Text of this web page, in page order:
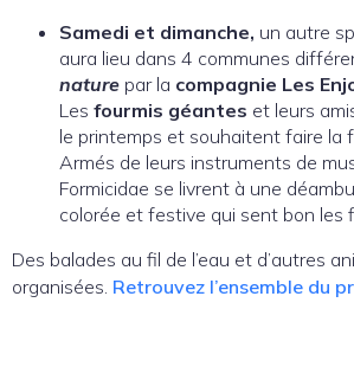
Samedi et dimanche, un autre
aura lieu dans 4 communes
nature par la compagnie Les
Les fourmis géantes et leurs
le printemps et souhaitent faire la
Armés de leurs instruments de
Formicidae se livrent à une
colorée et festive qui sent bon les
Des balades au fil de l’eau et d’autres
organisées. Retrouvez l’ensemble du